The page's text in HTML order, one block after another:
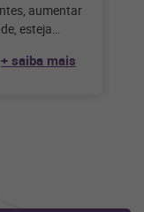
aumentar
esteja
+ saiba mais